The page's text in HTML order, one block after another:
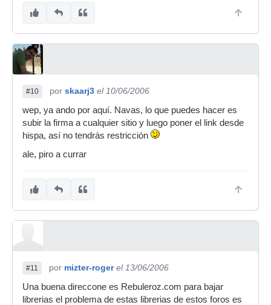
#10 por skaarj3 el 10/06/2006
wep, ya ando por aquí. Navas, lo que puedes hacer es
subir la firma a cualquier sitio y luego poner el link desde
hispa, así no tendrás restricción
ale, piro a currar
#11 por mizter-roger el 13/06/2006
Una buena direccone es Rebuleroz.com para bajar
librerias el problema de estas librerias de estos foros es